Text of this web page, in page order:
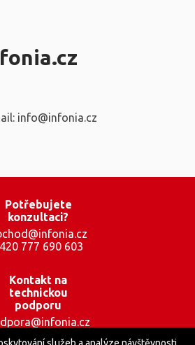
info@infonia.cz
Potřebujete
konzultaci?
777 690 603
Kontakt na
technickou
podporu